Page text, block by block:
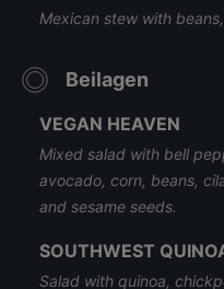
Mexican stew with
Beilagen
VEGAN HEAVEN
Mixed salad with bell
avocado, corn, beans,
and sesame seeds.
SOUTHWEST
Salad with quinoa,